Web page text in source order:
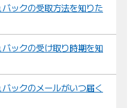
ックの受取方法を知りた
ックの受け取り時期を知
ックのメールがいつ届く